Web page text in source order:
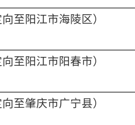
至阳江市海陵区）
至阳江市阳春市）
至肇庆市广宁县）